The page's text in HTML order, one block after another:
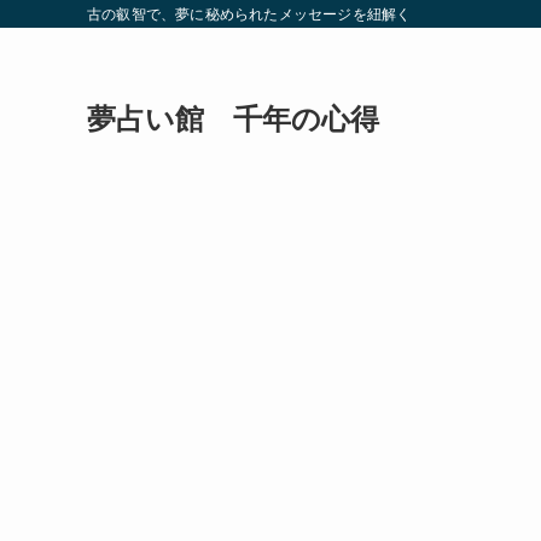
古の叡智で、夢に秘められたメッセージを紐解く
夢占い館 千年の心得